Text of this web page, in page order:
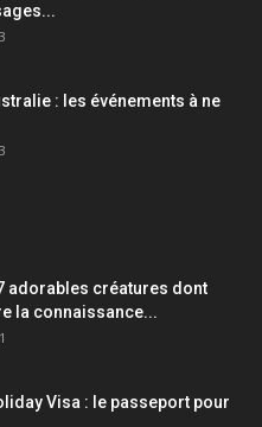
: les événements à ne
adorables créatures dont
la connaissance...
Visa : le passeport pour